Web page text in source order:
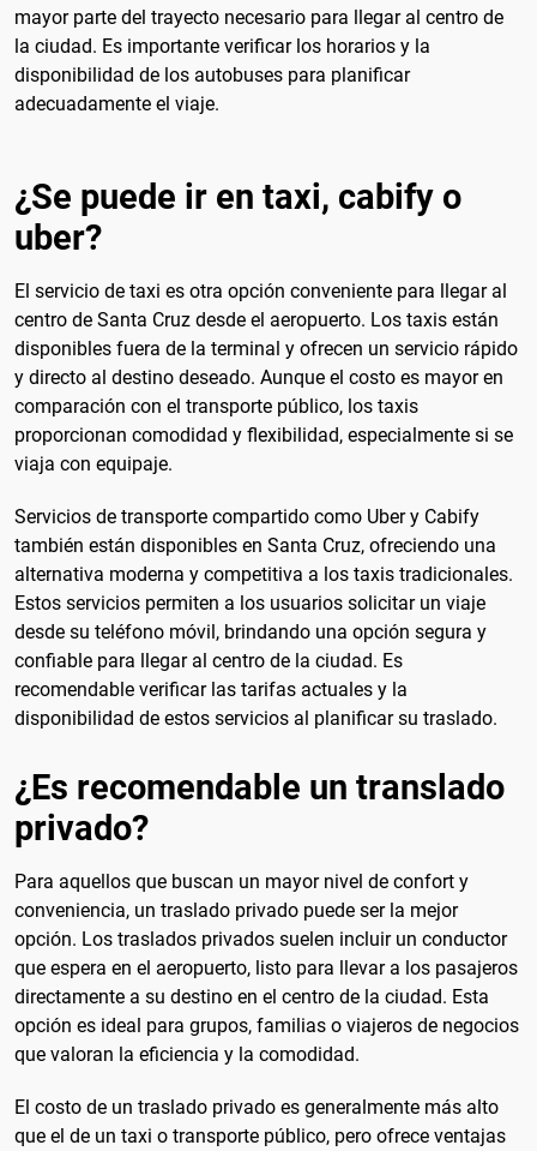
mayor parte del trayecto necesario para llegar al centro de
la ciudad. Es importante verificar los horarios y la
disponibilidad de los autobuses para planificar
adecuadamente el viaje.
¿Se puede ir en taxi, cabify o
uber?
El servicio de taxi es otra opción conveniente para llegar al
centro de Santa Cruz desde el aeropuerto. Los taxis están
disponibles fuera de la terminal y ofrecen un servicio rápido
y directo al destino deseado. Aunque el costo es mayor en
comparación con el transporte público, los taxis
proporcionan comodidad y flexibilidad, especialmente si se
viaja con equipaje.
Servicios de transporte compartido como Uber y Cabify
también están disponibles en Santa Cruz, ofreciendo una
alternativa moderna y competitiva a los taxis tradicionales.
Estos servicios permiten a los usuarios solicitar un viaje
desde su teléfono móvil, brindando una opción segura y
confiable para llegar al centro de la ciudad. Es
recomendable verificar las tarifas actuales y la
disponibilidad de estos servicios al planificar su traslado.
¿Es recomendable un translado
privado?
Para aquellos que buscan un mayor nivel de confort y
conveniencia, un traslado privado puede ser la mejor
opción. Los traslados privados suelen incluir un conductor
que espera en el aeropuerto, listo para llevar a los pasajeros
directamente a su destino en el centro de la ciudad. Esta
opción es ideal para grupos, familias o viajeros de negocios
que valoran la eficiencia y la comodidad.
El costo de un traslado privado es generalmente más alto
que el de un taxi o transporte público, pero ofrece ventajas